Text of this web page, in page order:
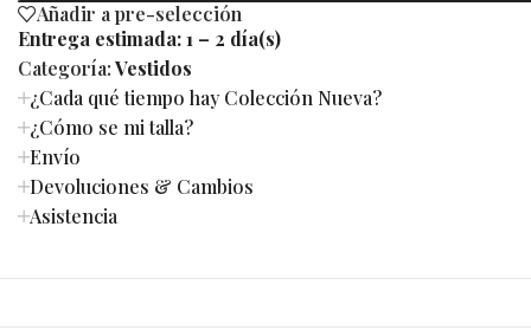
Añadir a pre-selección
Entrega estimada:1 – 2 día(s)
Categoría:Vestidos
¿Cada qué tiempo hay Colección Nueva?
¿Cómo se mi talla?
Envío
Devoluciones & Cambios
Asistencia